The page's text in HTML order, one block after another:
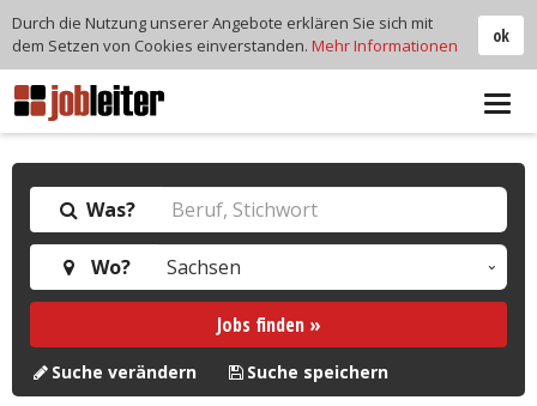
Was?
Wo?
Jobs finden »
Suche verändern Suche speichern
ok
Durch die Nutzung unserer Angebote erklären Sie sich mit
dem Setzen von Cookies einverstanden. Mehr Informationen